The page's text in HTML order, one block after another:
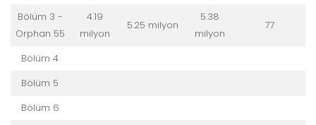
Bölüm 3 -
Orphan 55
4.19
milyon
5.25 milyon
5.38
milyon
77
Bölüm 4
Bölüm 5
Bölüm 6